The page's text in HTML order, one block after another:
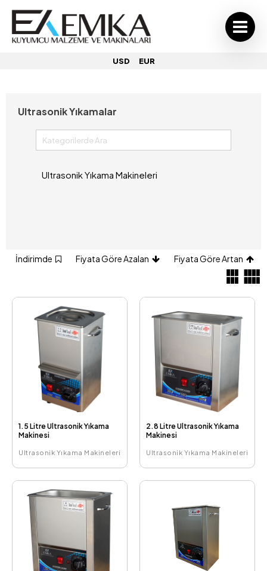
USD EUR
Ultrasonik Yıkamalar
Ultrasonik Yıkama Makineleri
İndirimde Fiyata Göre Azalan Fiyata Göre Artan
1.5 Litre Ultrasonik Yıkama
Makinesi
Ultrasonik Yıkama Makineleri
2.8 Litre Ultrasonik Yıkama
Makinesi
Ultrasonik Yıkama Makineleri